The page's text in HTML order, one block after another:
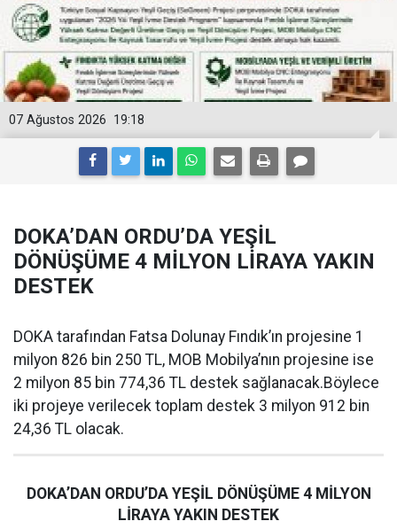
19:18
07 Ağustos 2026
DOKA’DAN ORDU’DA YEŞİL
DÖNÜŞÜME 4 MİLYON LİRAYA YAKIN
DESTEK
DOKA tarafından Fatsa Dolunay Fındık’ın projesine 1
milyon 826 bin 250 TL, MOB Mobilya’nın projesine ise
2 milyon 85 bin 774,36 TL destek sağlanacak.Böylece
iki projeye verilecek toplam destek 3 milyon 912 bin
24,36 TL olacak.
DOKA’DAN ORDU’DA YEŞİL DÖNÜŞÜME 4 MİLYON
LİRAYA YAKIN DESTEK